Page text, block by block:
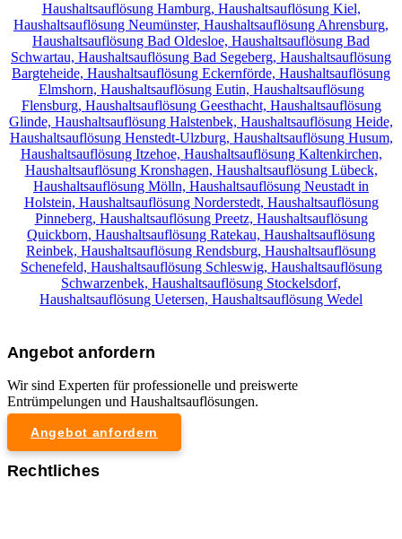
Haushaltsauflösung Hamburg, Haushaltsauflösung Kiel,
Haushaltsauflösung Neumünster, Haushaltsauflösung Ahrensburg,
Haushaltsauflösung Bad Oldesloe, Haushaltsauflösung Bad
Schwartau, Haushaltsauflösung Bad Segeberg, Haushaltsauflösung
Bargteheide, Haushaltsauflösung Eckernförde, Haushaltsauflösung
Elmshorn, Haushaltsauflösung Eutin, Haushaltsauflösung
Flensburg, Haushaltsauflösung Geesthacht, Haushaltsauflösung
Glinde, Haushaltsauflösung Halstenbek, Haushaltsauflösung Heide,
Haushaltsauflösung Henstedt-Ulzburg, Haushaltsauflösung Husum,
Haushaltsauflösung Itzehoe, Haushaltsauflösung Kaltenkirchen,
Haushaltsauflösung Kronshagen, Haushaltsauflösung Lübeck,
Haushaltsauflösung Mölln, Haushaltsauflösung Neustadt in
Holstein, Haushaltsauflösung Norderstedt, Haushaltsauflösung
Pinneberg, Haushaltsauflösung Preetz, Haushaltsauflösung
Quickborn, Haushaltsauflösung Ratekau, Haushaltsauflösung
Reinbek, Haushaltsauflösung Rendsburg, Haushaltsauflösung
Schenefeld, Haushaltsauflösung Schleswig, Haushaltsauflösung
Schwarzenbek, Haushaltsauflösung Stockelsdorf,
Haushaltsauflösung Uetersen, Haushaltsauflösung Wedel
Angebot anfordern
Wir sind Experten für professionelle und preiswerte
Entrümpelungen und Haushaltsauflösungen.
Angebot anfordern
Rechtliches